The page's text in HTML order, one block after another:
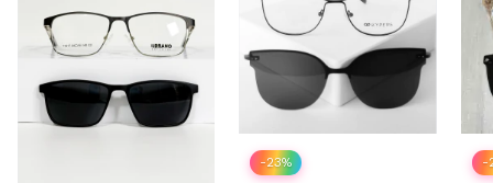
-23% -